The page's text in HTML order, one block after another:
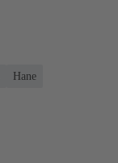
Hane